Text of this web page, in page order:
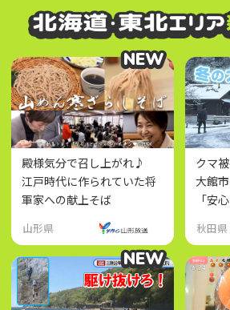
殿様気分で召し上がれ♪
江戸時代に作られていた将
軍家への献上そば
山形県
NEW
NEW
クマ
大館
「安
秋田県
NEW
NEW